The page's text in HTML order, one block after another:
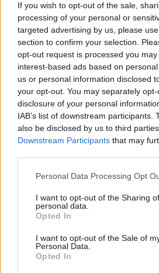
If you wish to opt-out of the sale,
processing of your personal or
targeted advertising by us, please
section to confirm your selection.
opt-out request is processed you
interest-based ads based on
us or personal information disclosed
your opt-out. You may separately
disclosure of your personal
IAB’s list of downstream participants.
also be disclosed by us to third
Downstream Participants that may
Personal Data Processing Opt
I want to opt-out of the Sharing
personal data.
Opted In
I want to opt-out of the Sale of
Personal Data.
Opted In
ΠΕΡΙΣΣΟΤΕΡΑ ΣΤΗΝ
ΠΓΝ «Αττικόν»:
επείγουσας
29 Μαϊος 2026
Αμισθί υπηρεσίες στο
02 Ιουνίου
ΣΧΕΤΙΚΑ